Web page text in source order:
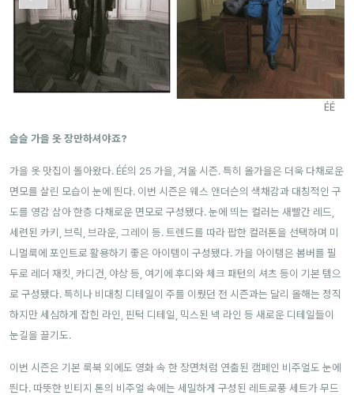
ÉÉ
슬슬 가을 옷 장만하셔야죠?
가을 옷 맛집이 돌아왔다. ÉÉ의 25 가을, 겨울 시즌. 특히 올가을은 더욱 다채로운
면모를 살린 모습이 눈에 띈다. 이번 시즌은 웨스 앤더슨의 색채감과 대칭적인 구
도를 영감 삼아 한층 다채로운 면모로 구성됐다. 눈에 띄는 컬러는 새빨간 레드,
세련된 카키, 브릭, 브라운, 그레이 등. 트렌드를 따라 팝한 컬러톤을 선택하며 미
니멀룩에 포인트로 활용하기 좋은 아이템이 구성됐다. 가을 아이템은 봄버를 필
두로 레더 재킷, 카디건, 야상 등, 여기에 후디와 체크 패턴의 셔츠 등이 기본 템으
로 구성됐다. 특히나 비대칭 디테일이 주를 이뤘던 전 시즌과는 달리 올해는 정직
하지만 세심하게 잡힌 라인, 핀턱 디테일, 믹스된 넥 라인 등 새로운 디테일들이
눈길을 끌기도.
이번 시즌은 기본 룩북 외에도 영화 속 한 장면처럼 연출된 캠페인 비주얼도 눈에
띈다. 따뜻한 빈티지 톤의 비주얼 속에는 세밀하게 구성된 레트로풍 세트가 무드